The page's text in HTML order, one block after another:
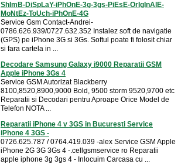
ShImB-DiSpLaY-iPhOnE-3g-3gs-PiEsE-OrIgInAlE-
MoNtEz-ToUch-iPhOnE-4G
Service Gsm Contact-Andrei-
0786.626.939/0727.632.352 Instalez soft de navigatie
(GPS) pe iPhone 3G si 3Gs. Softul poate fi folosit chiar
si fara cartela in ...
Decodare Samsung Galaxy i9000 Reparatii GSM
Apple iPhone 3Gs 4
Service GSM Autorizat Blackberry
8100,8520,8900,9000 Bold, 9500 storm 9520,9700 etc
Reparatii si Decodari pentru Aproape Orice Model de
Telefon NOTA ...
Reparatii iPhone 4 v 3GS in Bucuresti Service
iPhone 4 3GS -
0726.625.787 / 0764.419.039 -alex Service GSM Apple
iPhone 2G 3G 3Gs 4 -.cellgsmservice ro Reparatii
apple iphone 3g 3gs 4 - Inlocuim Carcasa cu ...